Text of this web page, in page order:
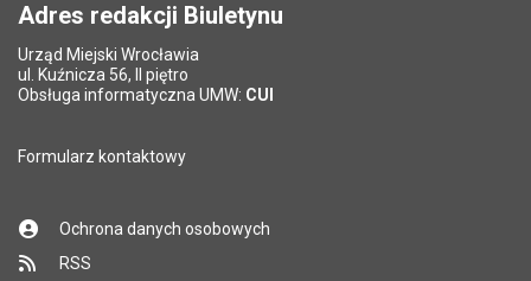
Adres redakcji Biuletynu
Urząd Miejski Wrocławia
ul. Kuźnicza 56, II piętro
Obsługa informatyczna UMW: CUI
Formularz kontaktowy
Ochrona danych osobowych
RSS